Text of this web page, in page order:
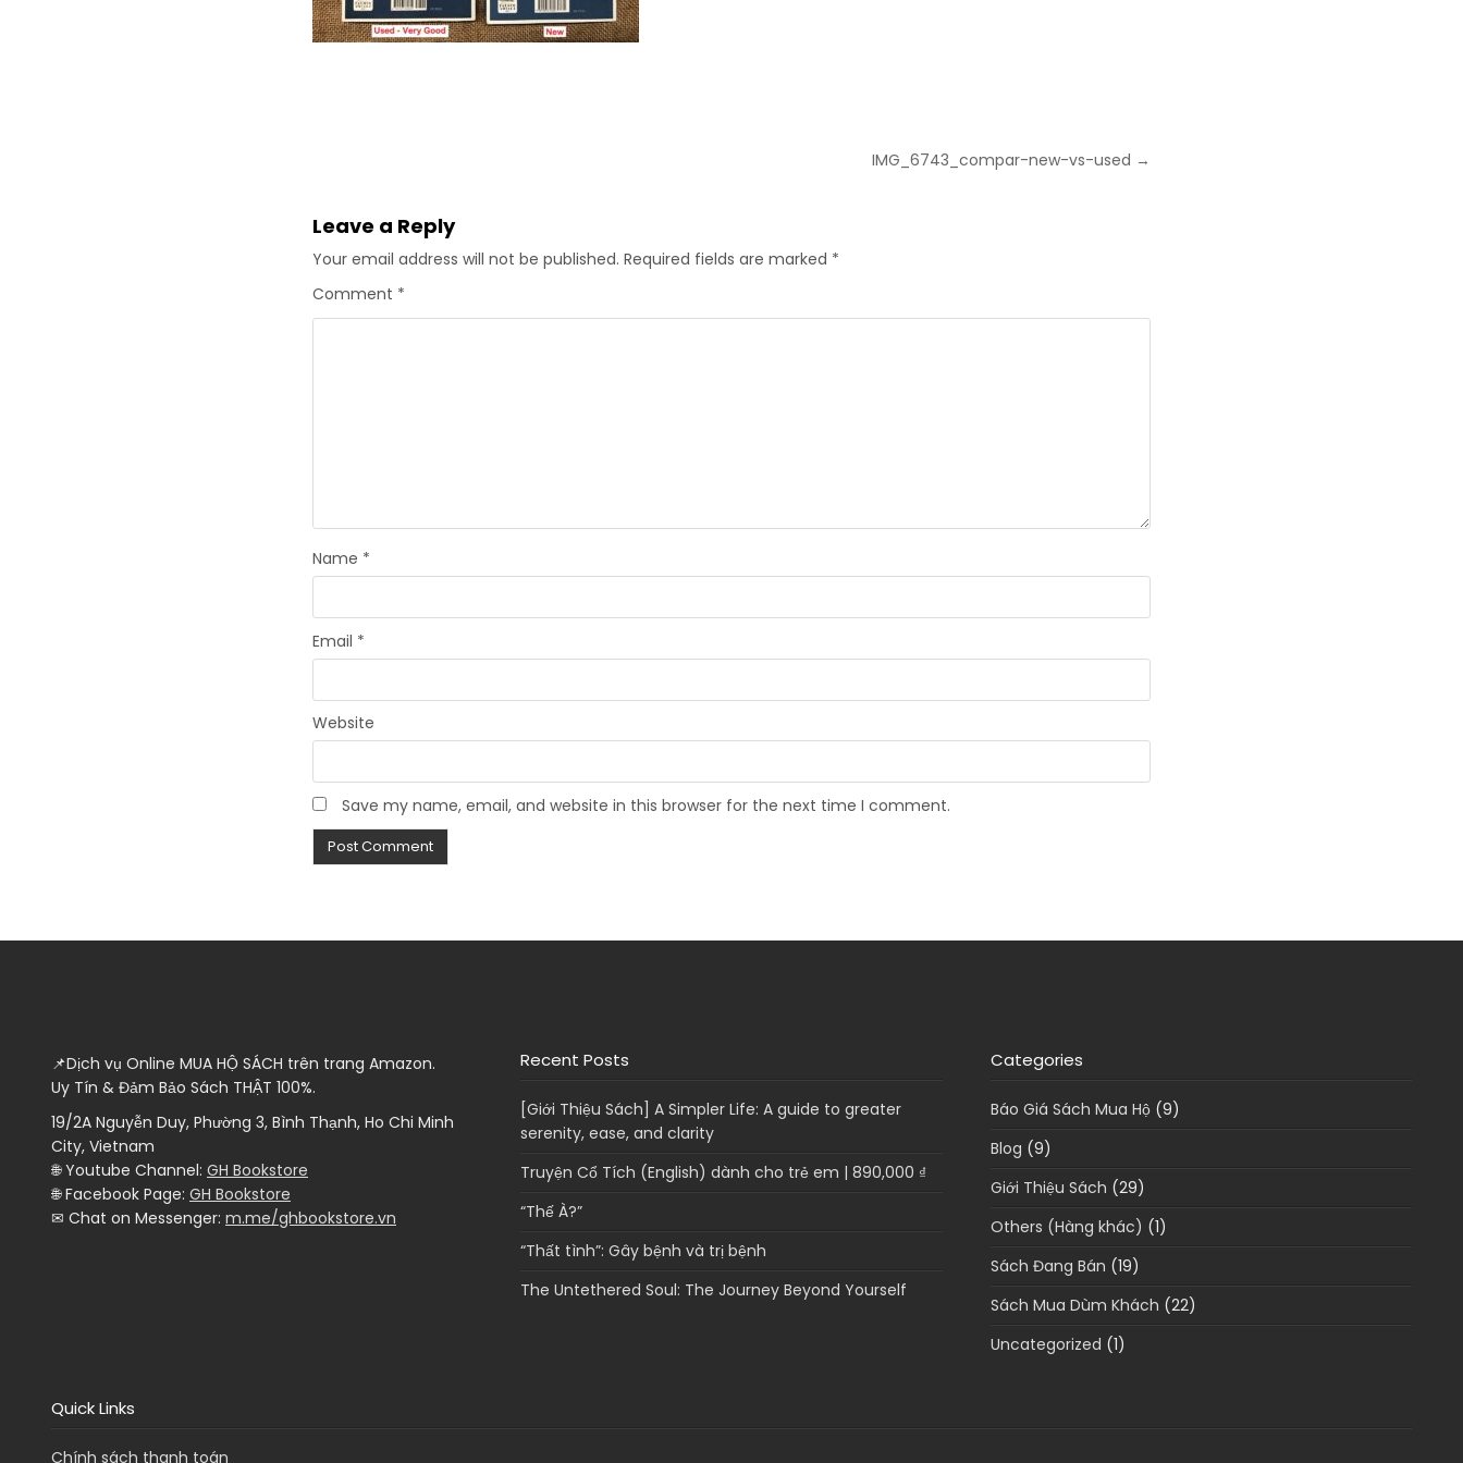
IMG_6743_compar-new-vs-used →
Leave a Reply
Your email address will not be published. Required fields are marked *
Comment *
Name *
Email *
Website
Save my name, email, and website in this browser for the next time I comment.
📌Dịch vụ Online MUA HỘ SÁCH trên trang Amazon.
Uy Tín & Đảm Bảo Sách THẬT 100%.
19/2A Nguyễn Duy, Phường 3, Bình Thạnh, Ho Chi Minh
City, Vietnam
🌐 Youtube Channel: GH Bookstore
🌐 Facebook Page: GH Bookstore
✉ Chat on Messenger: m.me/ghbookstore.vn
Recent Posts
[Giới Thiệu Sách] A Simpler Life: A guide to greater
serenity, ease, and clarity
Truyện Cổ Tích (English) dành cho trẻ em | 890,000 ₫
“Thế À?”
“Thất tình”: Gây bệnh và trị bệnh
The Untethered Soul: The Journey Beyond Yourself
Categories
Báo Giá Sách Mua Hộ(9)
Blog (9)
Giới Thiệu Sách (29)
Others (Hàng khác) (1)
Sách Đang Bán (19)
Sách Mua Dùm Khách (22)
Uncategorized (1)
Quick Links
Chính sách thanh toán